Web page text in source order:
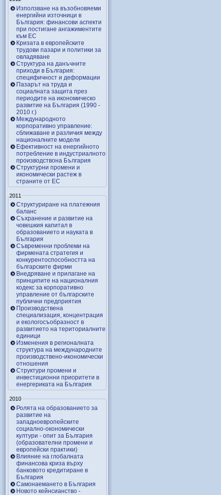
Използване на възобновяеми
енергийни източници в
България: финансови аспекти
при постигане ангажиментите
към ЕС
Кризата в европейските
трудови пазари и политики за
овладяване
Структура на данъчните
приходи в България:
специфичност и деформации
Пазарът на труда и
социалната защита през
периодите на икономическо
развитие на България (1990 -
2010 г.)
Международното
корпоративно управление:
сближаване и различия между
националните модели
Ефективност на енергийното
потребление в индустриалното
производствона България
Структурни промени и
икономически растеж в
страните от ЕС
2011
Структуриране на платежния
баланс
Съхранение и развитие на
човешкия капитал в
образованието и науката в
България
Съвременни проблеми на
фирмената стратегия и
конкурентоспособността на
българските фирми
Внедряване и прилагане на
принципите на националния
кодекс за корпоративно
управление от българските
публични предприятия
Производствена
специализация, концентрация
и екологосъобразност в
развитието на териториалните
единици
Изменения в регионалната
структура на международните
производствено-икономически
отношения
Структури промени и
инвестиционни приоритети в
енергериката на България
2010
Ролята на образованието за
развитие на
западноевропейските
социално-окономически
култури - опит за България
(образователни промени и
европейски практики)
Влияние на глобалната
финансова криза върху
банковото кредитиране в
България
Самонаемането в България
Новото кейнсианство -